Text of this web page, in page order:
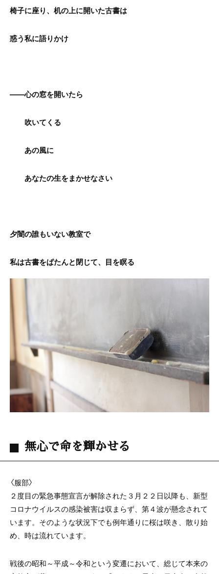
椅子に座り、机の上に開いた古書は
惑う私に語りかけ
――心の窓を開いたら
吹いてくる
あの風に
あなたの生をまかせなさい
夕闇の誰もいない教室で
私は古書をぱたんと閉じて、目を瞑る
無心で命を輝かせる
〈服部〉
２度目の緊急事態宣言が解除された３月２２日以降も、新型
コロナウイルスの感染被害は収まらず、第４波が懸念されて
います。そのような状況下でも例年通りに桜は咲き、散り始
め、時は流れています。
戦後の昭和～平成～令和という変遷において、総じて本来の